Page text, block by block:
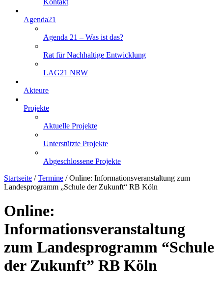
Kontakt
Agenda21
Agenda 21 – Was ist das?
Rat für Nachhaltige Entwicklung
LAG21 NRW
Akteure
Projekte
Aktuelle Projekte
Unterstützte Projekte
Abgeschlossene Projekte
Startseite /Termine /Online: Informationsveranstaltung zum
Landesprogramm „Schule der Zukunft“ RB Köln
Online:
Informationsveranstaltung
zum Landesprogramm “Schule
der Zukunft” RB Köln